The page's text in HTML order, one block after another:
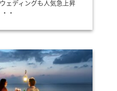
ェディングも人気急上昇
・